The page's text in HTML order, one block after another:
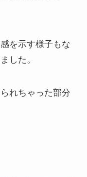
を示す様子もな
した。
れちゃった部分